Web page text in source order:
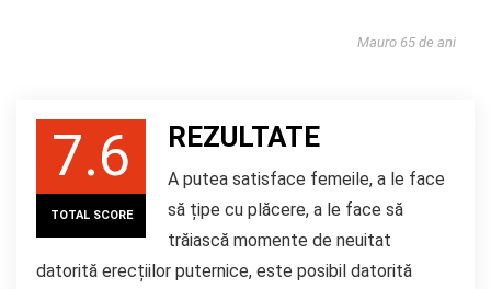
Mauro 65 de ani
7.6
TOTAL SCORE
REZULTATE
A putea satisface femeile, a le face
să țipe cu plăcere, a le face să
trăiască momente de neuitat
datorită erecțiilor puternice, este posibil datorită